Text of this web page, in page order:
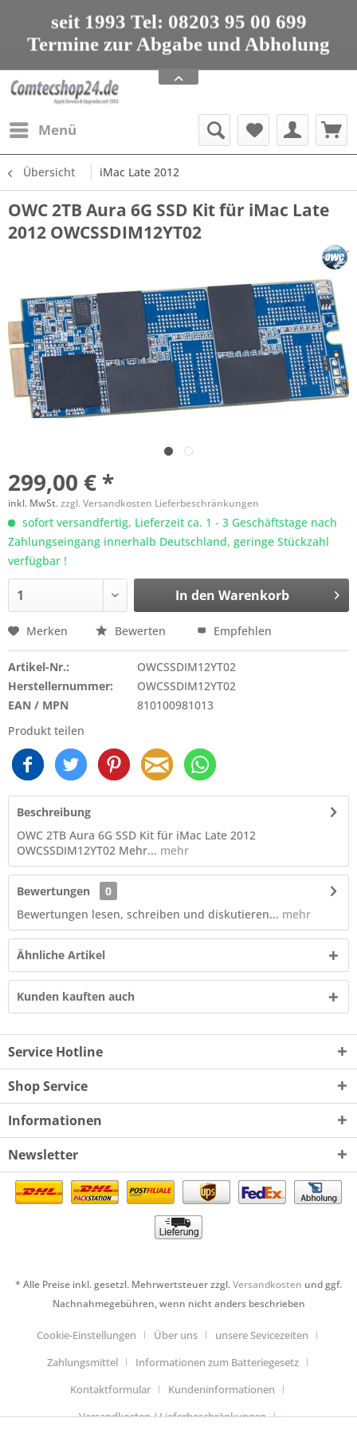
seit 1993 Tel: 08203 95 00 699
Termine zur Abgabe und Abholung
nur nach Vereinbarung
Apple Service, Upgrades und Zubehör
seit 1993 Tel: 08203 95 00 699
Menü
Übersicht iMac Late 2012
OWC 2TB Aura 6G SSD Kit für iMac Late
2012 OWCSSDIM12YT02
299,00 € *
inkl. MwSt.zzgl. Versandkosten Lieferbeschränkungen
sofort versandfertig, Lieferzeit ca. 1 - 3 Geschäftstage nach
Zahlungseingang innerhalb Deutschland, geringe Stückzahl
verfügbar !
In den Warenkorb
Merken Bewerten Empfehlen
Artikel-Nr.:
OWCSSDIM12YT02
Herstellernummer:
OWCSSDIM12YT02
EAN / MPN
810100981013
Produkt teilen
Beschreibung
OWC 2TB Aura 6G SSD Kit für iMac Late 2012
OWCSSDIM12YT02 Mehr... mehr
Bewertungen
0
Bewertungen lesen, schreiben und diskutieren... mehr
Ähnliche Artikel
Kunden kauften auch
Service Hotline
Shop Service
Informationen
Newsletter
* Alle Preise inkl. gesetzl. Mehrwertsteuer zzgl.Versandkosten und ggf.
Nachnahmegebühren, wenn nicht anders beschrieben
Cookie-Einstellungen Über uns
unsere Sevicezeiten
Zahlungsmittel
Informationen zum Batteriegesetz
Kontaktformular
Kundeninformationen
Versandkosten / Lieferbeschränkungen